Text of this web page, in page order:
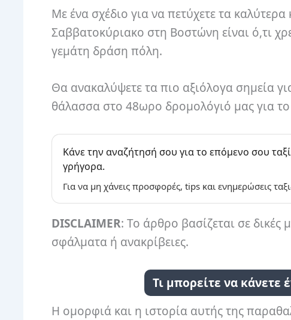
Με ένα σχέδιο για να πετύχετε τα
Σαββατοκύριακο στη Βοστώνη είναι ό,τι
γεμάτη δράση πόλη.
Θα ανακαλύψετε τα πιο αξιόλογα σημεία
θάλασσα στο 48ωρο δρομολόγιό μας για
Κάνε την αναζήτησή σου για το επόμενο σου
γρήγορα.
Για να μη χάνεις προσφορές, tips και ενημερώσεις
DISCLAIMER: Το άρθρο βασίζεται σε
σφάλματα ή ανακρίβειες.
Τι μπορείτε να κάνετε
Η ομορφιά και η ιστορία αυτής της